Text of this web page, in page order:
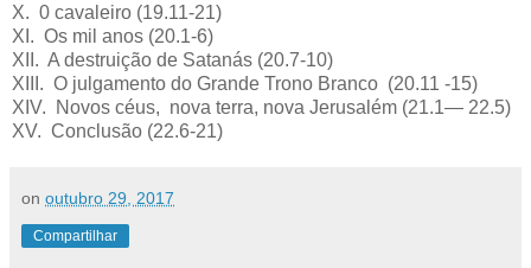
X. 0 cavaleiro (19.11-21)
XI. Os mil anos (20.1-6)
XII. A destruição de Satanás (20.7-10)
XIII. O julgamento do Grande Trono Branco (20.11 -15)
XIV. Novos céus, nova terra, nova Jerusalém (21.1— 22.5)
XV. Conclusão (22.6-21)
on outubro 29, 2017
Compartilhar